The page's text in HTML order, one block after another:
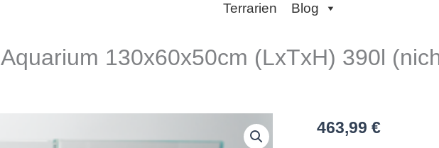
Terrarien
Blog
Aquarium 130x60x50cm (LxTxH) 390l
463,99€